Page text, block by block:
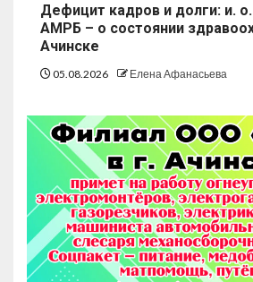
Дефицит кадров и долги: и. о.
АМРБ – о состоянии
Ачинске
05.08.2026 Елена Афанасьева